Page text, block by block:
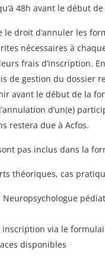
48h avant le début
le droit d’annuler les
nécessaires à
frais d’inscription.
de gestion du dossier
avant le début de la
d’un(e)
restera due à Acfos.
pas inclus dans la
théoriques, cas
Neuropsychologue
inscription via le
disponibles